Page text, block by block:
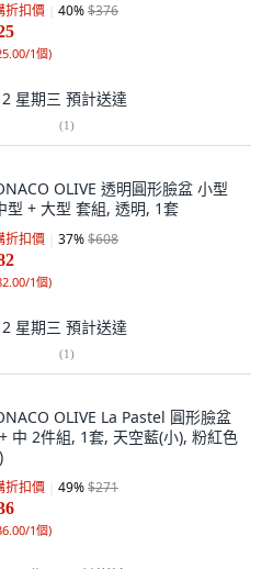
折扣價 40%$376
1個)
星期三 預計送達
(1)
OLIVE 透明圓形臉盆 小型
型 + 大型 套組, 透明, 1套
折扣價 37%$608
1個)
星期三 預計送達
(1)
OLIVE La Pastel 圓形臉盆
中 2件組, 1套, 天空藍(小), 粉紅色
折扣價 49%$271
1個)